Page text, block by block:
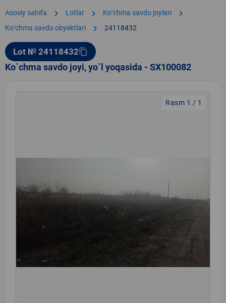
Asosiy sahifa chevron_right Lotlar chevron_right Koʻchma savdo joylari chevron_right
Koʻchma savdo obyektlari chevron_right 24118432
Lot № 24118432content_copy
Ko`chma savdo joyi, yo`l yoqasida - SX100082
Rasm 1 / 1